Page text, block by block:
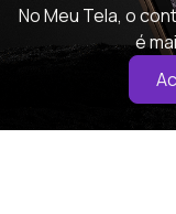
No Meu Tela, o
é